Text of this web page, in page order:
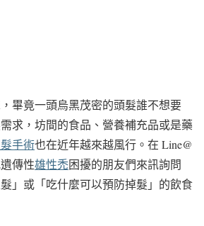
畢竟一頭烏黑茂密的頭髮誰不想要
求，坊間的食品、營養補充品或是藥
手術也在近年越來越風行。在 Line@
傳性雄性禿困擾的朋友們來訊詢問
髮」或「吃什麼可以預防掉髮」的飲食